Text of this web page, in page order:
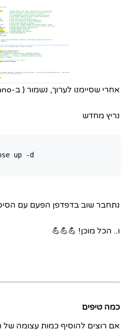
אחרי שסיימנו לערוך, נשמור ( ב-nano זה קונטרול X ואז Y)
נריץ מחדש
sudo docker-compose up -d
נתחבר שוב בדפדפן הפעם עם
ו.. הכל מוכן! 💪💪💪
כמה טיפים
אם רוצים להוסיף כמות עצומה של